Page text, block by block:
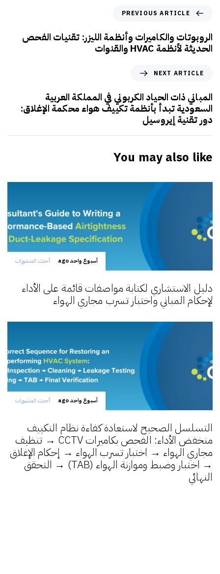
PREVIOUS ARTICLE
الروبوتات والكاميرات وأنظمة الليزر: تقنيات الفحص
الحديثة لأنظمة HVAC والقنوات
NEXT ARTICLE
المباني ذات الحياد الكربوني في المملكة العربية
السعودية تبدأ بأنظمة تكييف هواء محكمة الإغلاق:
دور تقنية إيروسيل
You may also like
أسبوع واحد ago أحدث المنشورات
دليل الاستشاري لكتابة مواصفات قائمة على الأداء
لإحكام المباني واختبار تسرب مجاري الهواء
أسبوع واحد ago أحدث المنشورات
التسلسل الصحيح لاستعادة كفاءة نظام التكييف
منخفض الأداء: الفحص بكاميرات CCTV → تنظيف
مجاري الهواء → اختبار تسرب الهواء → إحكام الإغلاق
→ اختبار وضبط وموازنة الهواء (TAB) → التحقق
النهائي